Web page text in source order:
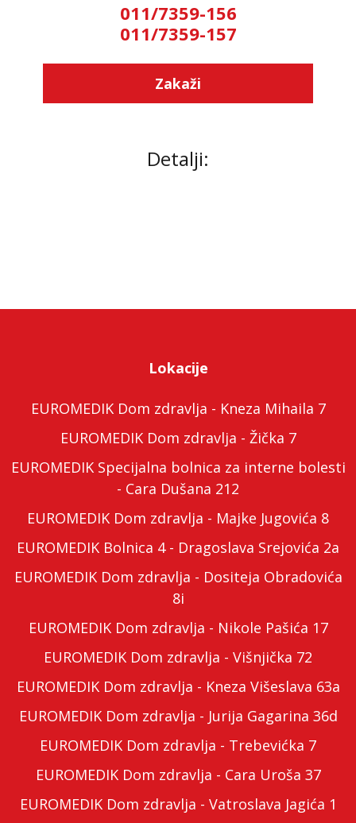
011/7359-156
011/7359-157
Zakaži
Detalji:
Lokacije
EUROMEDIK Dom zdravlja - Kneza Mihaila 7
EUROMEDIK Dom zdravlja - Žička 7
EUROMEDIK Specijalna bolnica za interne bolesti
- Cara Dušana 212
EUROMEDIK Dom zdravlja - Majke Jugovića 8
EUROMEDIK Bolnica 4 - Dragoslava Srejovića 2a
EUROMEDIK Dom zdravlja - Dositeja Obradovića
8i
EUROMEDIK Dom zdravlja - Nikole Pašića 17
EUROMEDIK Dom zdravlja - Višnjička 72
EUROMEDIK Dom zdravlja - Kneza Višeslava 63a
EUROMEDIK Dom zdravlja - Jurija Gagarina 36d
EUROMEDIK Dom zdravlja - Trebevićka 7
EUROMEDIK Dom zdravlja - Cara Uroša 37
EUROMEDIK Dom zdravlja - Vatroslava Jagića 1